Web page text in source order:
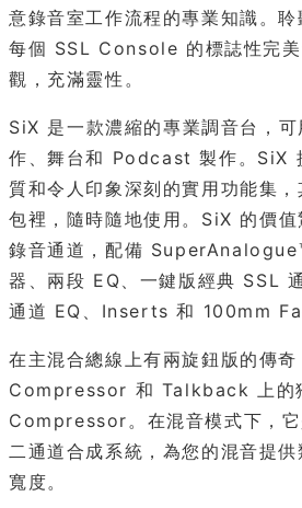
意錄音室工作流程的專業知識。
每個 SSL Console 的標誌性完美
觀，充滿靈性。
SiX 是一款濃縮的專業調音台，
作、舞台和 Podcast 製作。SiX
質和令人印象深刻的實用功能集
包裡，隨時隨地使用。SiX 的價
錄音通道，配備
器、兩段 EQ、一鍵版經典 SSL
通道 EQ、Inserts 和 100mm
在主混合總線上有兩旋鈕版的傳
Compressor 和 Talkback 上
Compressor。在混音模式下，
二通道合成系統，為您的混音提
寬度。